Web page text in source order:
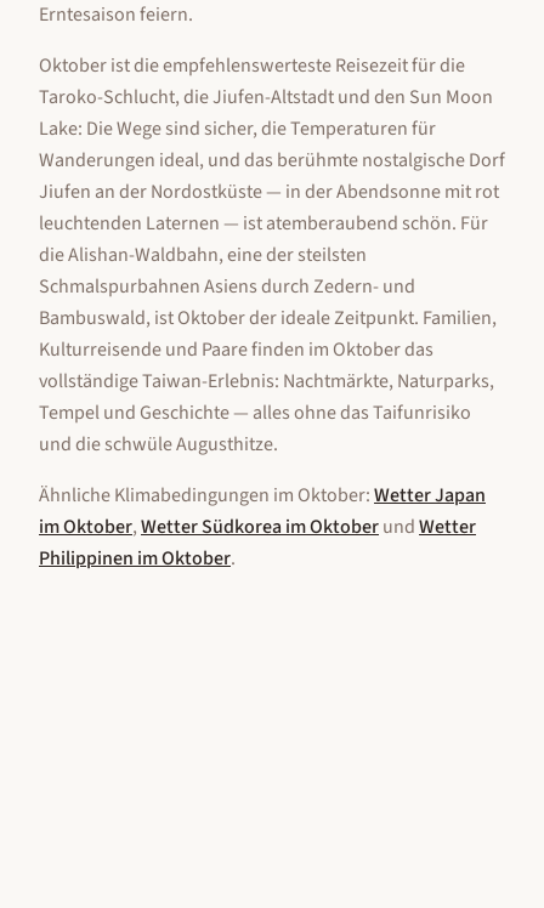
Erntesaison feiern.
Oktober ist die empfehlenswerteste Reisezeit für die
Taroko-Schlucht, die Jiufen-Altstadt und den Sun Moon
Lake: Die Wege sind sicher, die Temperaturen für
Wanderungen ideal, und das berühmte nostalgische Dorf
Jiufen an der Nordostküste — in der Abendsonne mit rot
leuchtenden Laternen — ist atemberaubend schön. Für
die Alishan-Waldbahn, eine der steilsten
Schmalspurbahnen Asiens durch Zedern- und
Bambuswald, ist Oktober der ideale Zeitpunkt. Familien,
Kulturreisende und Paare finden im Oktober das
vollständige Taiwan-Erlebnis: Nachtmärkte, Naturparks,
Tempel und Geschichte — alles ohne das Taifunrisiko
und die schwüle Augusthitze.
Ähnliche Klimabedingungen im Oktober:WetterJapan
imOktober,WetterSüdkorea imOktoberundWetter
Philippinen imOktober.